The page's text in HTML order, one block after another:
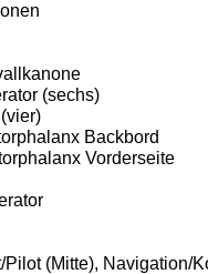
(sechs)
Backbord
Vorderseite
(Mitte), Navigation/